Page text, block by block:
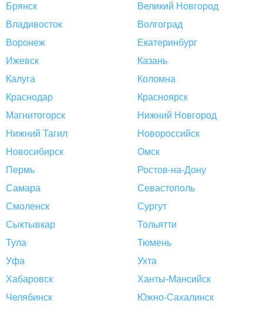
Брянск
Великий Новгород
Владивосток
Волгоград
Воронеж
Екатеринбург
Ижевск
Казань
Калуга
Коломна
Краснодар
Красноярск
Магнитогорск
Нижний Новгород
Нижний Тагил
Новороссийск
Новосибирск
Омск
Пермь
Ростов-на-Дону
Самара
Севастополь
Смоленск
Сургут
Сыктывкар
Тольятти
Тула
Тюмень
Уфа
Ухта
Хабаровск
Ханты-Мансийск
Челябинск
Южно-Сахалинск